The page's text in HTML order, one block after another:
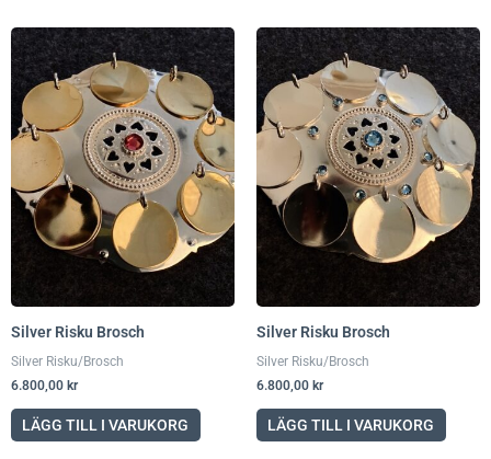
Silver Risku Brosch
Silver Risku/Brosch
6.800,00 kr
LÄGG TILL I VARUKORG
Silver Risku Brosch
Silver Risku/Brosch
6.800,00 kr
LÄGG TILL I VARUKORG